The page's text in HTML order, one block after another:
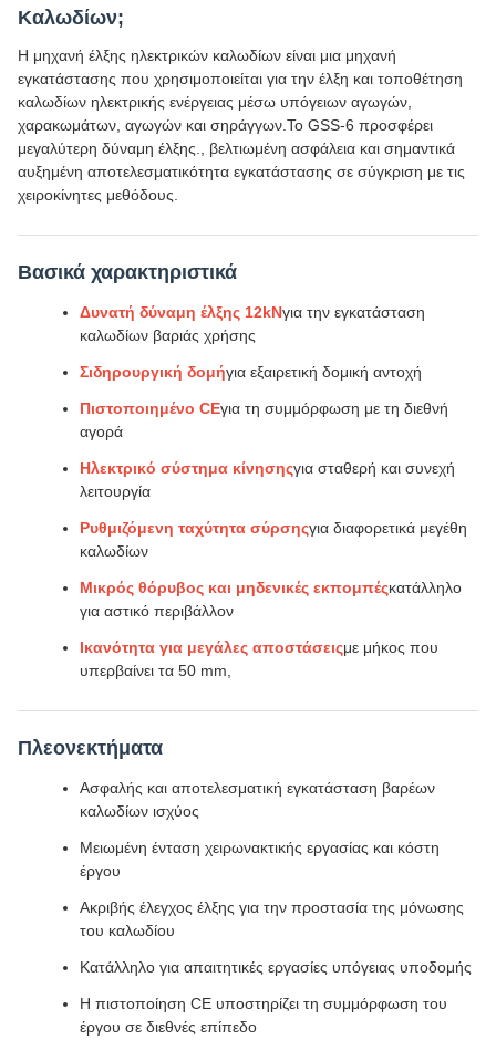
Καλωδίων;
Η μηχανή έλξης ηλεκτρικών καλωδίων είναι μια μηχανή
εγκατάστασης που χρησιμοποιείται για την έλξη και τοποθέτηση
καλωδίων ηλεκτρικής ενέργειας μέσω υπόγειων αγωγών,
χαρακωμάτων, αγωγών και σηράγγων.Το GSS-6 προσφέρει
μεγαλύτερη δύναμη έλξης., βελτιωμένη ασφάλεια και σημαντικά
αυξημένη αποτελεσματικότητα εγκατάστασης σε σύγκριση με τις
χειροκίνητες μεθόδους.
Βασικά χαρακτηριστικά
Δυνατή δύναμη έλξης 12kNγια την εγκατάσταση
καλωδίων βαριάς χρήσης
Σιδηρουργική δομήγια εξαιρετική δομική αντοχή
Πιστοποιημένο CEγια τη συμμόρφωση με τη διεθνή
αγορά
Ηλεκτρικό σύστημα κίνησηςγια σταθερή και συνεχή
λειτουργία
Ρυθμιζόμενη ταχύτητα σύρσηςγια διαφορετικά μεγέθη
καλωδίων
Μικρός θόρυβος και μηδενικές εκπομπέςκατάλληλο
για αστικό περιβάλλον
Ικανότητα για μεγάλες αποστάσειςμε μήκος που
υπερβαίνει τα 50 mm,
Πλεονεκτήματα
Ασφαλής και αποτελεσματική εγκατάσταση βαρέων
καλωδίων ισχύος
Μειωμένη ένταση χειρωνακτικής εργασίας και κόστη
έργου
Ακριβής έλεγχος έλξης για την προστασία της μόνωσης
του καλωδίου
Κατάλληλο για απαιτητικές εργασίες υπόγειας υποδομής
Η πιστοποίηση CE υποστηρίζει τη συμμόρφωση του
έργου σε διεθνές επίπεδο